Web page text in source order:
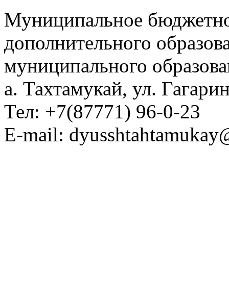
Муниципальное
дополнительного
муниципального
а. Тахтамукай, ул.
Тел: +7(87771) 96-0-23
E-mail: